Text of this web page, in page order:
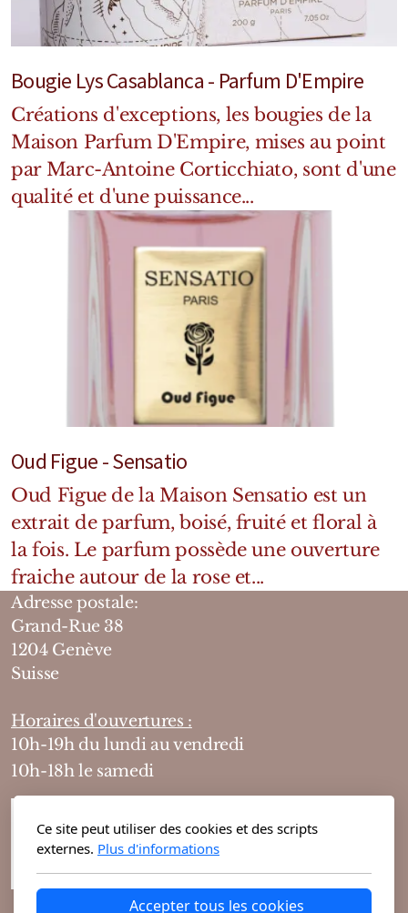
Bougie Lys Casablanca - Parfum D'Empire
Créations d'exceptions, les bougies de la
Maison Parfum D'Empire, mises au point
par Marc-Antoine Corticchiato, sont d'une
qualité et d'une puissance...
Oud Figue - Sensatio
Oud Figue de la Maison Sensatio est un
extrait de parfum, boisé, fruité et floral à
la fois. Le parfum possède une ouverture
fraiche autour de la rose et...
Adresse postale:
Grand-Rue 38
1204 Genève
Suisse
Horaires d'ouvertures :
10h-19h du lundi au vendredi
10h-18h le samedi
Ce site peut utiliser des cookies et des scripts
externes. Plus d'informations
Accepter tous les cookies